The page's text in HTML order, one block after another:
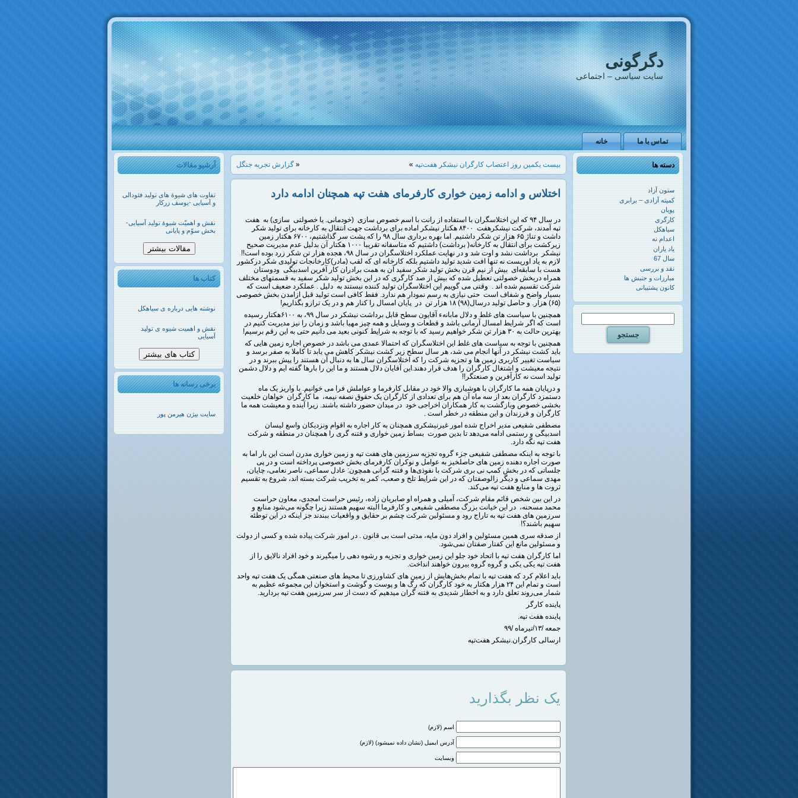
دگرگونی
سایت سیاسی – اجتماعی
خانه تماس با ما
آرشیو مقالات
تفاوت های شیوۀ های تولید فئودالی
و آسیایی -یوسف زرکار
نقش و اهمیّت شیوۀ تولید آسیایی-
بخش سوّم و پایانی
مقالات بیشتر
کتاب ها
نوشته هایی درباره ی سیاهکل
نقش و اهمیت شیوه ی تولید
آسیایی
کتاب های بیشتر
برخی رسانه ها
سایت بیژن هیرمن پور
« گزارش تجربه جنگل بیست یکمین روز اعتصاب کارگران نیشکر هفت‌تپه »
اختلاس و ادامه زمین خواری کارفرمای هفت تپه همچنان ادامه دارد
در سال ۹۴ که این اختلاسگران با استفاده از رانت با اسم خصوص سازی (خودمانی. یا خصولتی سازی) به هفت
تپه آمدند،
شرکت نیشکرهفت ۸۴۰۰ هکتار نیشکر اماده برای برداشت جهت انتقال به کارخانه برای تولید شکر
داشت و تناژ ۶۵ هزار تن شکر داشتیم. اما بهره برداری سال ۹۸ را که پشت سر گذاشتیم، ۶۷۰۰ هکتار زمین
زیرکشت برای انتقال به کارخانه( برداشت) داشتیم که متاسفانه تقریبا ۱۰۰۰ هکتار آن بدلیل عدم مدیریت صحیح
نیشکر برداشت نشد و اوت شد و در نهایت عملکرد اختلاسگران در سال ۹۸، هجده هزار تن شکر زرد بوده است!!
لازم به یاد اوریست نه تنها افت شدید تولید داشتیم بلکه کارخانه ای که لقب (مادر)کارخانجات تولیدی شکر درکشور
هست با سابقه‌ای بیش از نیم قرن بخش تولید شکر سفید آن به همت برادران کار آفرین اسدبیگی ودوستان
همراه دربخش خصولتی تعطیل شده که بیش از صد کارگری که در این بخش تولید شکر سفید به قسمتهای مختلف
شرکت تقسیم شده اند . وقتی می گوییم این اختلاسگران تولید کننده نیستند به دلیل . عملکرد ضعیف است که
بسیار واضح و شفاف است حتی نیازی به رسم نمودار هم ندارد. فقط کافی است تولید قبل ازامدن بخش خصوصی
(۶۵) هزار. و حاصل تولید درسال(۹۸) ۱۸ هزار تن در پایان امسال را کنار هم و در یک ترازو بگذاریم!
همچنین با سیاست های غلط و دلال مابانهء آقایون سطح قابل برداشت نیشکر در سال ۹۹، به ۶۱۰۰هکتار رسیده
است که اگر شرایط امسال آرمانی باشد و قطعات و وسایل و همه چیز مهیا باشد و زمان را نیز مدیریت کنیم در
بهترین حالت به ۳۰ هزار تن شکر خواهیم رسید که با توجه به شرایط کنونی بعید می دانیم حتی به این رقم برسیم!
همچنین با توجه به سیاست های غلط این اختلاسگران که احتمالا عمدی می باشد در خصوص اجاره زمین هایی که
باید کشت نیشکر در آنها انجام می شد، هر سال سطح زیر کشت نیشکر کاهش می یابد تا کاملا به صفر برسد و
سیاست تغییر کاربری زمین ها و تجزیه شرکت را که اختلاسگران سال ها به دنبال آن هستند را پیش ببرند و در
نتیجه معیشت و اشتغال کارگران را هدف قرار دهند.این آقایان دلال هستند و ما این را بارها گفته ایم و دلال دشمن
تولید است نه کارآفرین و صنعتگر!!
و درپایان همه ما کارگران با هوشیاری والا خود در مقابل کارفرما و عواملش فرا می خوانیم. با واریز یک ماه
دستمزد کارگران بعد از سه ماه آن هم برای تعدادی از کارگران یک حقوق نصفه نیمه، ما کارگران خواهان خلعیت
بخشی خصوص وبازگشت به کار همکاران اخراجی خود در میدان حضور داشته باشند. زیرا آینده و معیشت همه ما
کارگران و فرزندان و این منطقه در خطر است .
مصطفی شفیعی مدیر اخراج شده امور غیرنیشکری همچنان به کار اجاره به اقوام ونزدیکان واسع لیسان
اسدبیگی و رستمی ادامه می‌دهد تا بدین صورت بساط زمین خواری و فتنه گری را همچنان در منطقه و شرکت
هفت تپه نگه دارد.
با توجه به اینکه مصطفی شفیعی جزء گروه تجزیه سرزمین های هفت تپه و زمین خواری مدرن است این بار اما به
صورت اجاره دهنده زمین های حاصلخیز به عوامل و نوکران کارفرمای بخش خصوصی پرداخته است و در پی
جلساتی که در بخش کمپ نی بری شرکت با نفوذی‌ها و فتنه گرانی همچون: عادل سماعی، ناصر نعامی، چایان،
مهدی سماعی و دیگر زالوصفتان که در این شرایط تلخ و صعب، کمر به تخریب شرکت بسته اند، شروع به تقسیم
ثروت ها و منابع هفت تپه می‌کند.
در این بین شخص قائم مقام شرکت، آمیلی و همراه او صابریان زاده، رئیس حراست امجدی، معاون حراست
محمد مسحنه، در این خیانت بزرگ مصطفی شفیعی و کارفرما البته سهیم هستند زیرا چگونه می‌شود منابع و
سرزمین های هفت تپه به تاراج رود و مسئولین شرکت چشم بر حقایق و واقعیات ببندند جز اینکه در این توطئه
سهیم باشند؟!
از صدقه سری همین مسئولین و افراد دون مایه، مدتی است بی قانون . در امور شرکت پیاده شده و کسی از دولت
و مسئولین مانع این کفتار صفتان نمی‌شود‌.
اما کارگران هفت تپه با اتحاد خود جلو این زمین‌ خواری و تجزیه و رشوه دهی را میگیرند و خود افراد نالایق را از
هفت تپه یکی یکی و گروه گروه بیرون خواهند انداخت.
باید اعلام کرد که هفت تپه با تمام بخش‌هایش از زمین های کشاورزی تا محیط های صنعتی همگی یک هفت تپه واحد
است و تمام این ۲۴ هزار هکتار به خود کارگران که رگ ها و پوست و گوشت و استخوان این مجموعه عظیم به
شمار می‌روند تعلق دارد و به اخطار شدیدی به فتنه گران میدهیم که دست از سر سرزمین هفت تپه بردارید.
پاینده کارگر
پاینده هفت تپه.
جمعه /۱۳/تیرماه /۹۹
ارسالی کارگران.نیشکر هفت‌تپه
یک نظر بگذارید
اسم (لازم)
آدرس ایمیل (نشان داده نمیشود) (لازم)
وبسایت
دسته ها
ستون آزاد
کمیته آزادی – برابری
پویان
کارگری
سیاهکل
اعدام نه
یاد یاران
سال 67
نقد و بررسی
مبارزات و جنبش ها
کانون پشتیبانی